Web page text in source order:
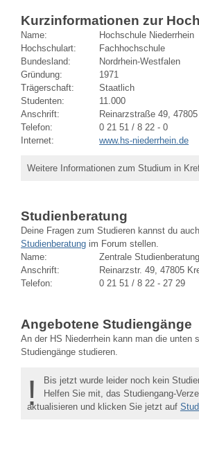
Kurzinformationen zur
Name:
Hochschule Niederrhein
Hochschulart:
Fachhochschule
Bundesland:
Nordrhein-Westfalen
Gründung:
1971
Trägerschaft:
Staatlich
Studenten:
11.000
Anschrift:
Reinarzstraße 49,
Telefon:
0 21 51 / 8 22 - 0
Internet:
www.hs-niederrhein.de
Weitere Informationen zum Studium in
Studienberatung
Deine Fragen zum Studieren kannst du
Studienberatung im Forum stellen.
Name:
Zentrale Studienberatung
Anschrift:
Reinarzstr. 49, 47805
Telefon:
0 21 51 / 8 22 - 27 29
Angebotene Studiengänge
An der HS Niederrhein kann man die unten
Studiengänge studieren.
!
Bis jetzt wurde leider noch kein
Helfen Sie mit, das Studiengang-
aktualisieren und klicken Sie jetzt auf